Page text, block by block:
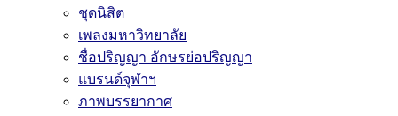
ชุดนิสิต
เพลงมหาวิทยาลัย
ชื่อปริญญา อักษรย่อปริญญา
แบรนด์จุฬาฯ
ภาพบรรยากาศ